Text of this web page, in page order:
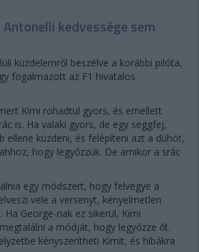
kedvessége sem
küzdelemről beszélve a korábbi pilóta,
fogalmazott az F1 hivatalos
Kimi rohadtul gyors, és emellett
is. Ha valaki gyors, de egy seggfej,
ellene küzdeni, és felépíteni azt a dühöt,
hogy legyőzzük. De amikor a srác
egy módszert, hogy felvegye a
vele a versenyt, kényelmetlen
Ha George-nak ez sikerül, Kimi
a módját, hogy legyőzze őt.
kényszerítheti Kimit, és hibákra